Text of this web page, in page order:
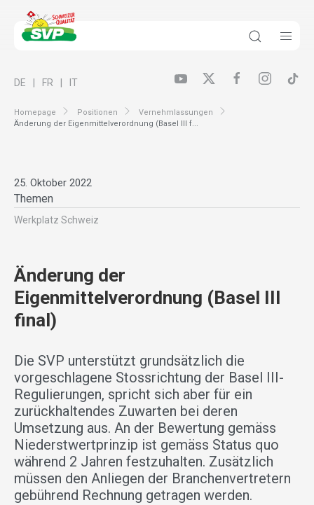
Homepage Positionen
Vernehmlassungen
Änderung der Eigenmittelverordnung (Basel III f...
DE FR IT
25. Oktober 2022
Themen
Werkplatz Schweiz
Änderung der
Eigenmittelverordnung (Basel III
final)
Die SVP unterstützt grundsätzlich die
vorgeschlagene Stossrichtung der Basel III-
Regulierungen, spricht sich aber für ein
zurückhaltendes Zuwarten bei deren
Umsetzung aus. An der Bewertung gemäss
Niederstwertprinzip ist gemäss Status quo
während 2 Jahren festzuhalten. Zusätzlich
müssen den Anliegen der Branchenvertretern
gebührend Rechnung getragen werden.